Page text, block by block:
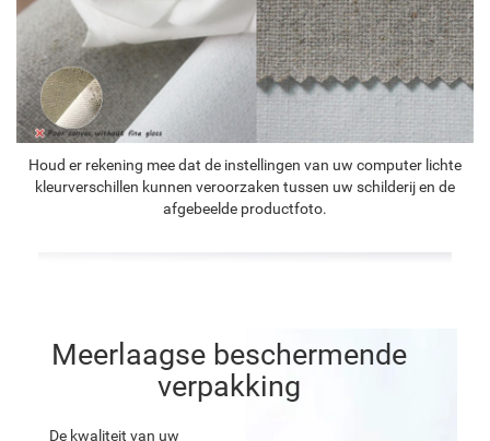
Houd er rekening mee dat de instellingen van uw computer lichte
kleurverschillen kunnen veroorzaken tussen uw schilderij en de
afgebeelde productfoto.
Meerlaagse beschermende
verpakking
De kwaliteit van uw